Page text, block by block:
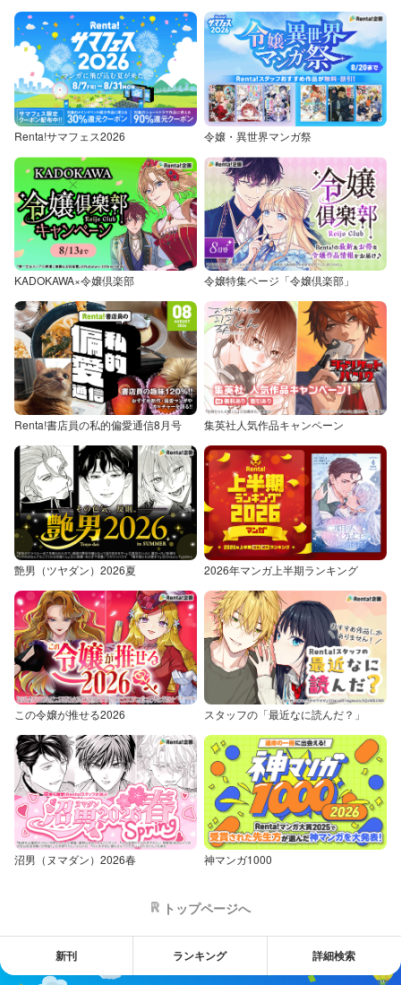
Renta!サマフェス2026 令嬢・異世界マンガ祭
KADOKAWA×令嬢倶楽部 令嬢特集ページ「令嬢倶楽部」
Renta!書店員の私的偏愛通信8月号 集英社人気作品キャンペーン
艶男（ツヤダン）2026夏 2026年マンガ上半期ランキング
この令嬢が推せる2026 スタッフの「最近なに読んだ？」
沼男（ヌマダン）2026春 神マンガ1000
トップページへ
新刊 ランキング 詳細検索